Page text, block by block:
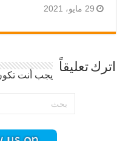
29 مايو، 2021
اترك تعليقاً
يجب أنت